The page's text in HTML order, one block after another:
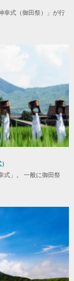
幸式（御田祭）」が行
式」。 一般に御田祭